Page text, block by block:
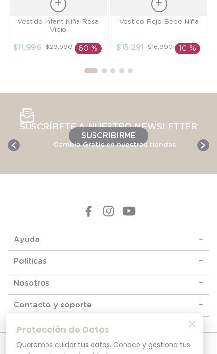
Protección de Datos
Queremos cuidar tus datos. Conoce y gestiona tus
Talla
AÑADIR AL
Vestido Infant Niña Rosa
Viejo
$11 .996 $29.990 60 %
Talla
AÑADIR AL
Vestido Rojo Bebe Niña
$15.291 $16.990 10 %
SUSCRÍBETE A NUESTRO NEWSLETTER
SUSCRIBIRME
Cambio Gratis en nuestras tiendas
Ayuda +
Políticas +
Nosotros +
Contacto y soporte +
© 2025. Todos los derechos reservados
Por tu seguridad, recuerda revisar siempre en tu navegador que el sitio que